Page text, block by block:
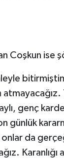
Coşkun ise
genç
günlük
da
Karanlığı